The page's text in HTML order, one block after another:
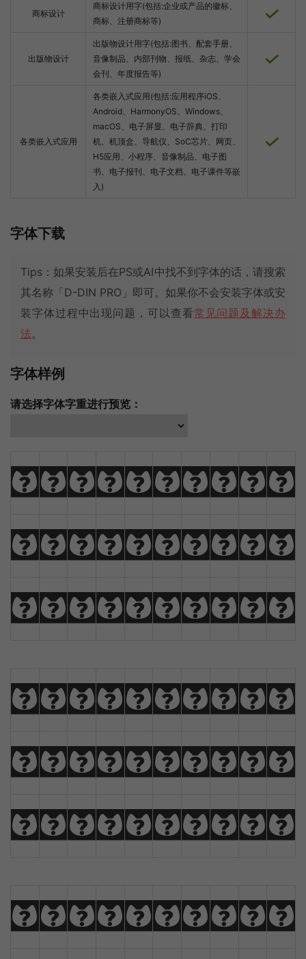
商标设计
商标设计用字(包括:企业或产品的徽标、
商标、注册商标等)
出版物设计
出版物设计用字(包括:图书、配套手册、
音像制品、内部刊物、报纸、杂志、学会
会刊、年度报告等)
各类嵌入式应用
各类嵌入式应用(包括:应用程序iOS、
Android、HarmonyOS、Windows、
macOS、电子屏显、电子辞典、打印
机、机顶盒、导航仪、SoC芯片、网页、
H5应用、小程序、音像制品、电子图
书、电子报刊、电子文档、电子课件等嵌
入)
字体下载
Tips：如果安装后在PS或AI中找不到字体的话，请搜索
其名称「D-DIN PRO」即可。如果你不会安装字体或安
装字体过程中出现问题，可以查看常见问题及解决办
法。
字体样例
请选择字体字重进行预览：
ABCDEFGHIJ
KLMNOPQRST
UVWXYZÀÁÂÃ
abcdefghij
klmnopqrst
uvwxyzÄÅÆÇ
0123456789